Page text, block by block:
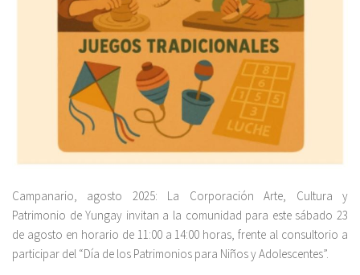
Campanario, agosto 2025: La Corporación Arte, Cultura y
Patrimonio de Yungay invitan a la comunidad para este sábado 23
de agosto en horario de 11:00 a 14:00 horas, frente al consultorio a
participar del “Día de los Patrimonios para Niños y Adolescentes”.